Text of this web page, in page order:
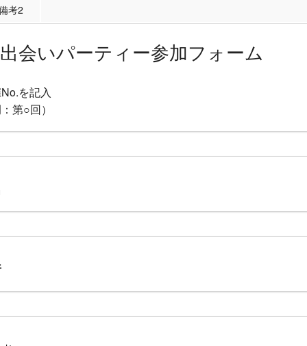
考2
出会いパーティー参加フォーム
を記入
第○回）